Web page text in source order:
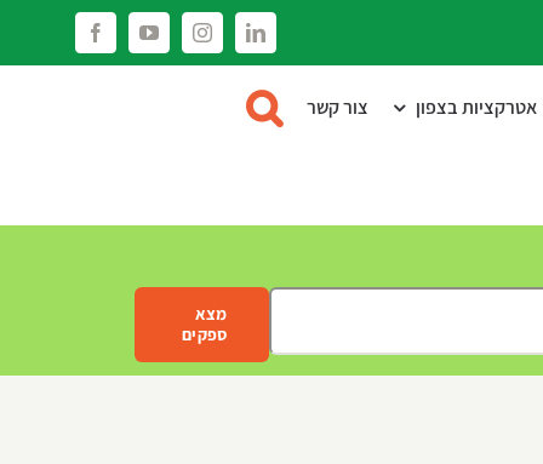
LinkedIn
Instagram
YouTube
Facebook
אטרקציות בצפון צור קשר
מצא
ספקים